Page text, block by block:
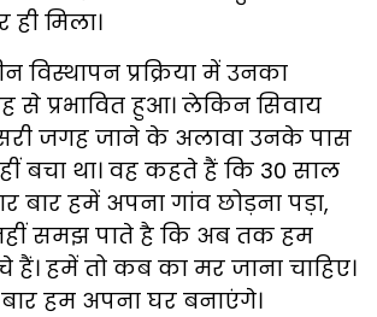
मिला।
प्रक्रिया में उनका
से प्रभावित हुआ। लेकिन सिवाय
जगह जाने के अलावा उनके पास
बचा था। वह कहते हैं कि 30 साल
बार हमें अपना गांव छोड़ना पड़ा,
समझ पाते है कि अब तक हम
हैं। हमें तो कब का मर जाना चाहिए।
हम अपना घर बनाएंगे।